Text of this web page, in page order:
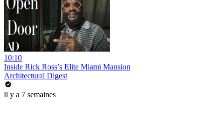
10:10
Inside Rick Ross’s Elite Miami Mansion
Architectural Digest
il y a 7 semaines